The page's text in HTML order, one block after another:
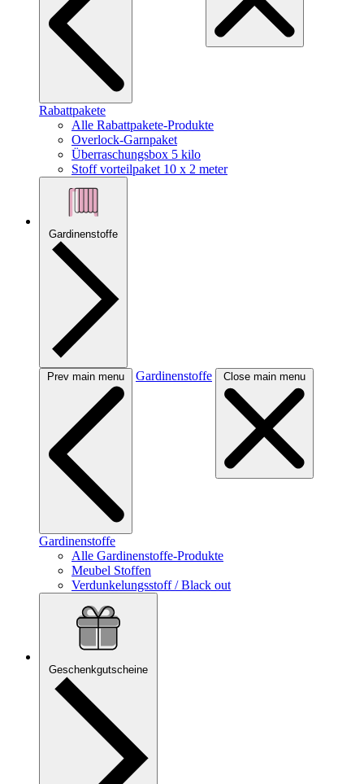
Rabattpakete
Alle Rabattpakete-Produkte
Overlock-Garnpaket
Überraschungsbox 5 kilo
Stoff vorteilpaket 10 x 2 meter
Gardinenstoffe
Prev main menu Gardinenstoffe Close main menu
Gardinenstoffe
Alle Gardinenstoffe-Produkte
Meubel Stoffen
Verdunkelungsstoff / Black out
Geschenkgutscheine